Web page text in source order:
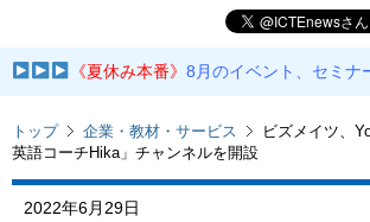
《夏休み本番》8月のイベント、セミナ
トップ 企業・教材・サービス
ビズメイツ、
英語コーチHika」チャンネルを開設
2022年6月29日